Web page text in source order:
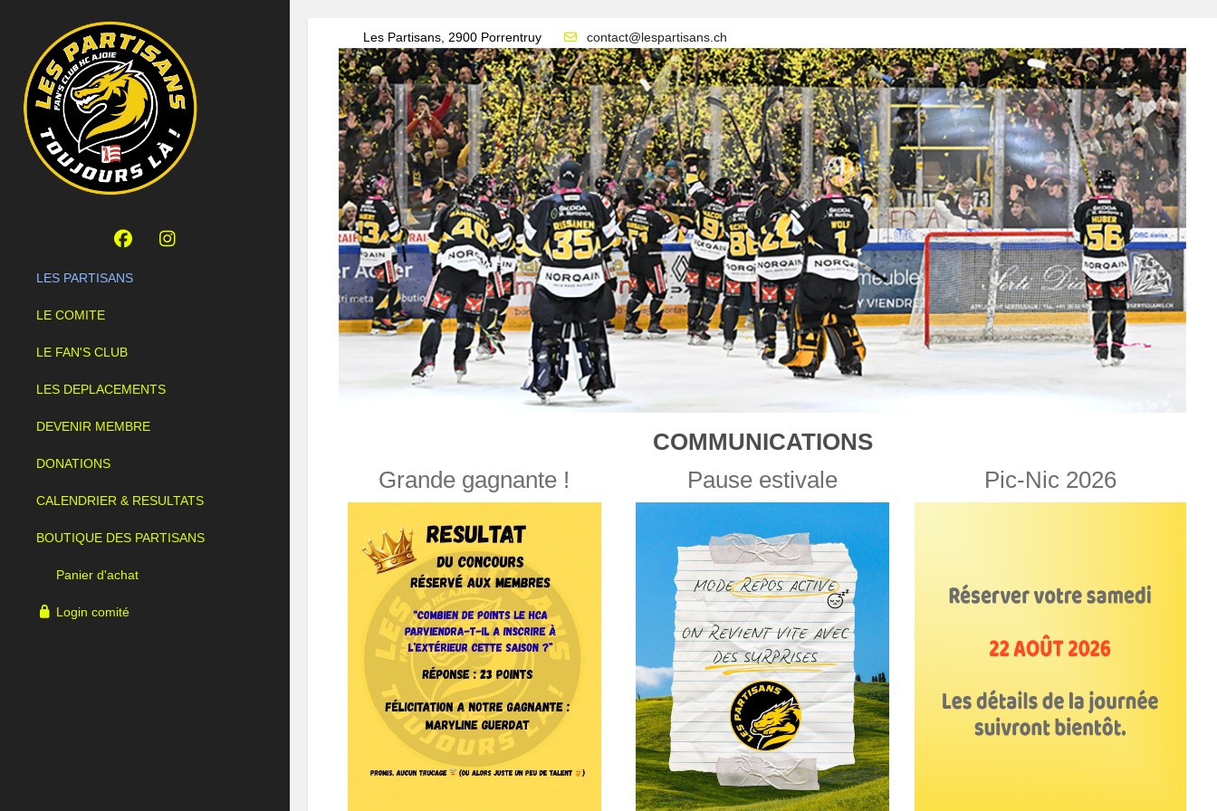
LES PARTISANS
LE COMITE
LE FAN'S CLUB
LES DEPLACEMENTS
DEVENIR MEMBRE
DONATIONS
CALENDRIER & RESULTATS
BOUTIQUE DES PARTISANS
Panier d'achat
Login comité
Les Partisans, 2900 Porrentruy contact@lespartisans.ch
COMMUNICATIONS
Grande gagnante !
Pause estivale Pic-Nic 2026